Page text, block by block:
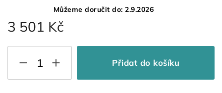
3 501 Kč
Můžeme doručit do: 2.9.2026
Přidat do košíku